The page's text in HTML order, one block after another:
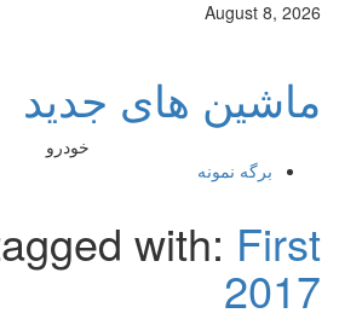
August 8, 2026
ماشین های جدید
خودرو
برگه نمونه
with:First
2017